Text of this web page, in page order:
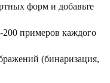
форм и добавьте
примеров каждого
(бинаризация,